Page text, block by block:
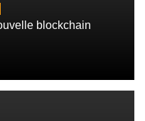
blockchain